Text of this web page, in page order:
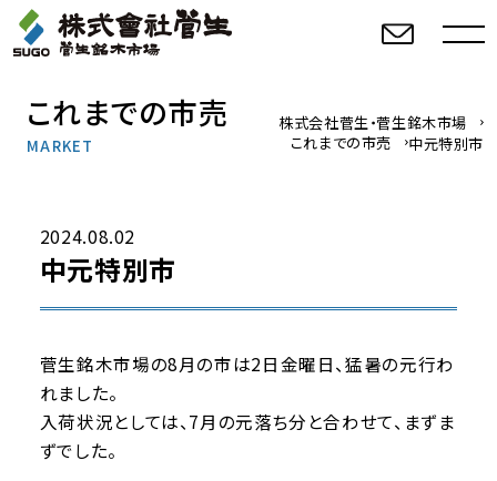
これまでの市売
MARKET
株式会社菅生・菅生銘木市場
これまでの市売
中元特別市
2024.08.02
中元特別市
菅生銘木市場の8月の市は2日金曜日、猛暑の元行わ
れました。
入荷状況としては、7月の元落ち分と合わせて、まずま
ずでした。